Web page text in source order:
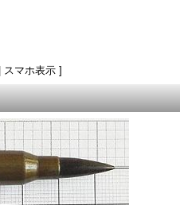
| スマホ表示 ]